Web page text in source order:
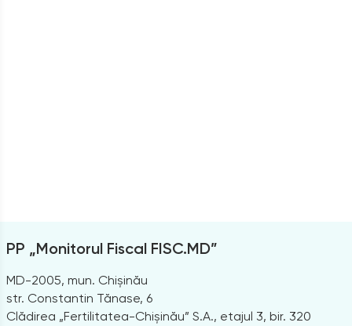
PP „Monitorul Fiscal FISC.MD”
MD-2005, mun. Chișinău
str. Constantin Tănase, 6
Clădirea „Fertilitatea-Chișinău” S.A., etajul 3, bir. 320